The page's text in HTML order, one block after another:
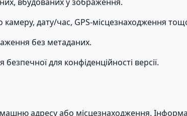
дату/час, GPS-місцезнаходження
без метаданих.
для конфіденційності версії.
адресу або місцезнаходження.